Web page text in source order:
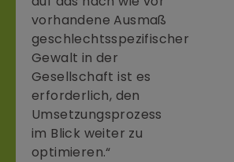
vorhandene Ausmaß
geschlechtsspezifischer
Gewalt in der
Gesellschaft ist es
erforderlich, den
Umsetzungsprozess
im Blick weiter zu
optimieren.“